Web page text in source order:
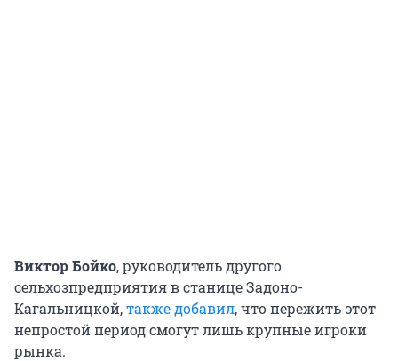
Виктор Бойко, руководитель другого
сельхозпредприятия в станице Задоно-
Кагальницкой,также добавил, что пережить этот
непростой период смогут лишь крупные игроки
рынка.